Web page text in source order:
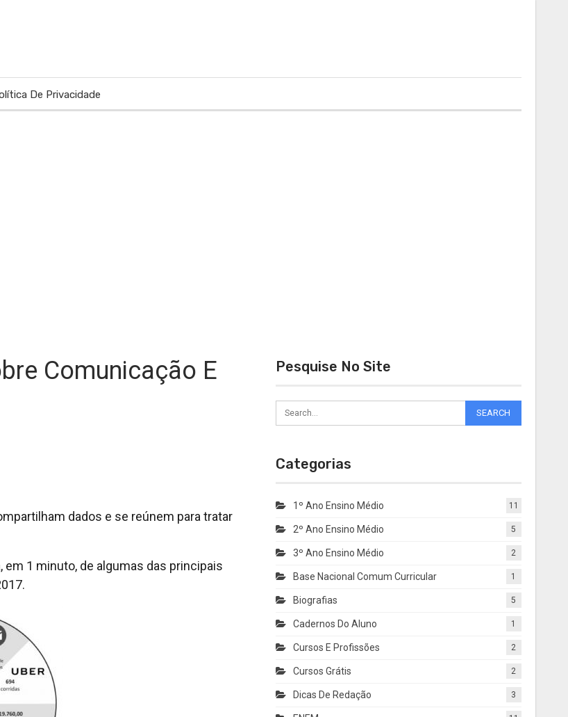
De Privacidade
Comunicação E
dados e se reúnem para tratar
1 minuto, de algumas das principais
Pesquise No Site
Categorias
1º Ano Ensino Médio 11
2º Ano Ensino Médio 5
3º Ano Ensino Médio 2
Base Nacional Comum Curricular 1
Biografias 5
Cadernos Do Aluno 1
Cursos E Profissões 2
Cursos Grátis 2
Dicas De Redação 3